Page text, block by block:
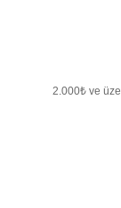
2.000₺ ve